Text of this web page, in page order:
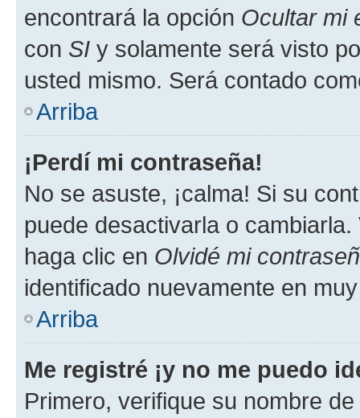
encontrará la opción Ocultar mi
con SI y solamente será visto
usted mismo. Será contado
Arriba
¡Perdí mi contraseña!
No se asuste, ¡calma! Si su
puede desactivarla o
haga clic en Olvidé mi
identificado nuevamente en
Arriba
Me registré ¡y no me puedo
Primero, verifique su nombre